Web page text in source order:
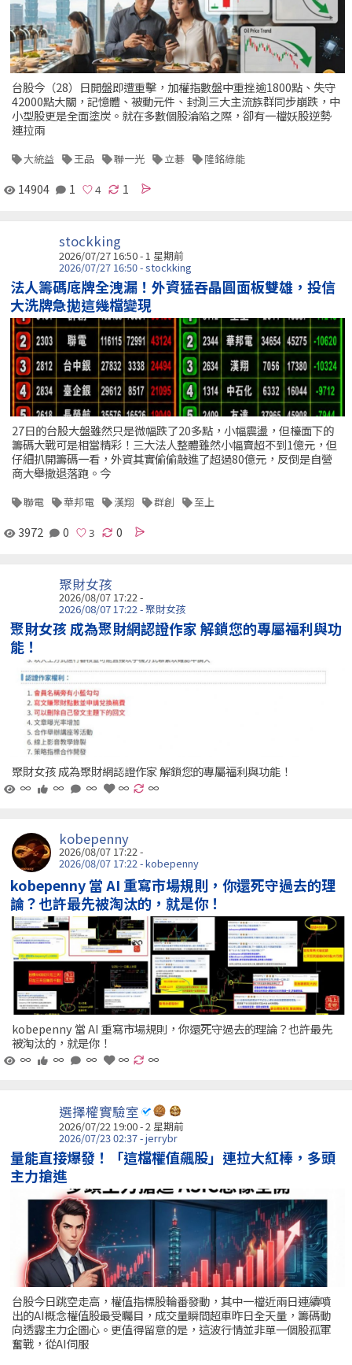
台股今（28）日開盤即遭重擊，加權指數盤中重挫逾1800點、失守
42000點大關，記憶體、被動元件、封測三大主流族群同步崩跌，中
小型股更是全面塗炭。就在多數個股淪陷之際，卻有一檔妖股逆勢
連拉兩
大統益 王品 聯一光 立碁 隆銘綠能
14904 1 1
stockking
2026/07/27 16:50 - 1 星期前
2026/07/27 16:50 - stockking
法人籌碼底牌全洩漏！外資猛吞晶圓面板雙雄，投信
大洗牌急拋這幾檔變現
27日的台股大盤雖然只是微幅跌了20多點，小幅震盪，但檯面下的
籌碼大戰可是相當精彩！三大法人整體雖然小幅賣超不到1億元，但
仔細扒開籌碼一看，外資其實偷偷敲進了超過80億元，反倒是自營
商大舉撤退落跑。今
聯電 華邦電 漢翔 群創 至上
3972 0 0
聚財女孩
2026/08/07 17:22 -
2026/08/07 17:22 - 聚財女孩
聚財女孩 成為聚財網認證作家 解鎖您的專屬福利與功
能！
聚財女孩 成為聚財網認證作家 解鎖您的專屬福利與功能！
∞
∞ ∞ ∞ ∞
kobepenny
2026/08/07 17:22 -
2026/08/07 17:22 - kobepenny
kobepenny 當 AI 重寫市場規則，你還死守過去的理
論？也許最先被淘汰的，就是你！
kobepenny 當 AI 重寫市場規則，你還死守過去的理論？也許最先
被淘汰的，就是你！
∞
∞ ∞ ∞ ∞
選擇權實驗室
2026/07/22 19:00 - 2 星期前
2026/07/23 02:37 - jerrybr
量能直接爆發！「這檔權值飆股」連拉大紅棒，多頭
主力搶進
台股今日跳空走高，權值指標股輪番發動，其中一檔近兩日連續噴
出的AI概念權值股最受矚目，成交量瞬間超車昨日全天量，籌碼動
向透露主力企圖心。更值得留意的是，這波行情並非單一個股孤軍
奮戰，從AI伺服